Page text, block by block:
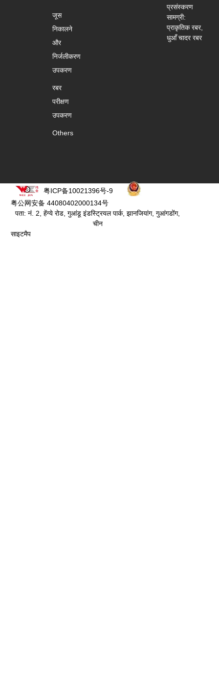
जूस
निकालने
और
निर्जलीकरण
उपकरण
रबर
परीक्षण
उपकरण
Others
प्रसंस्करण
सामग्री:
प्राकृतिक रबर,
धुआँ चादर रबर
粤ICP备10021396号-9
粤公网安备 44080402000134号
पता: नं. 2, हेंग्ये रोड, गुआंडू इंडस्ट्रियल पार्क, झानजियांग, गुआंगडोंग,
चीन
साइटमैप